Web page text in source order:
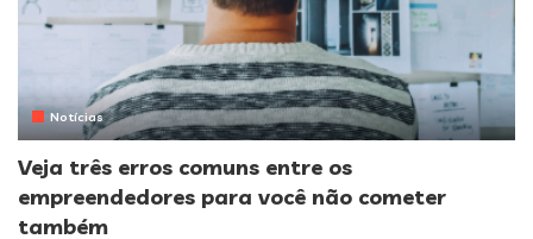
Notícias
Veja três erros comuns entre os
empreendedores para você não cometer
também